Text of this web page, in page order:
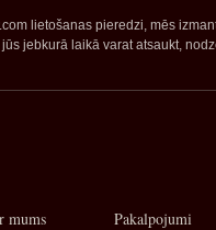
lietošanas pieredzi, mēs
jebkurā laikā varat atsaukt,
mums Pakalpojumi